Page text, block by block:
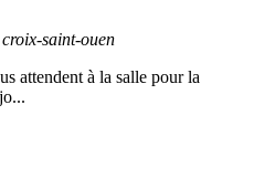
saint-ouen
attendent à la salle pour la